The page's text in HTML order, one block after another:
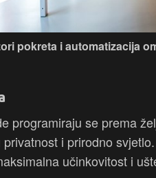
pokreta i automatizacija
programiraju se prema
i prirodno
učinkovitost i